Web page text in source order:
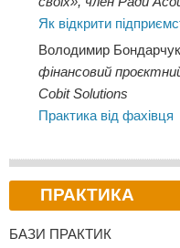
Здобувачі освітньо-
бізнес» мають
організованих
страховими установами,
аналітика та
ЮНЕСКО», членом
Як відкрити
Володимир
фінансовий
Cobit Solutions
Практика від фахівця
ПРАКТИКА
БАЗИ ПРАКТИК